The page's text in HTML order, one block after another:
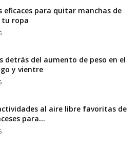
eficaces para quitar manchas de
tu ropa
detrás del aumento de peso en el
y vientre
al aire libre favoritas de
para...